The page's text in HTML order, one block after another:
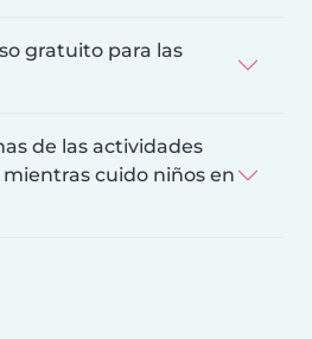
gratuito para las
de las actividades
cuido niños en